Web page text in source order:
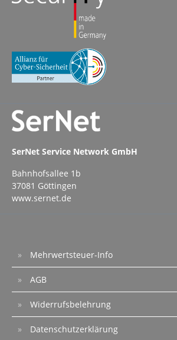
SerNet Service Network GmbH
Bahnhofsallee 1b
37081 Göttingen
www.sernet.de
Mehrwertsteuer-Info
AGB
Widerrufsbelehrung
Datenschutzerklärung